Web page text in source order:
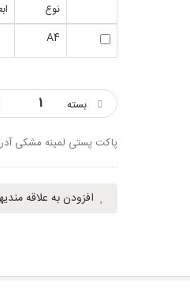
نوع
A4
بسته
پاکت پستی لمینه مشکی
افزودن به علاقه